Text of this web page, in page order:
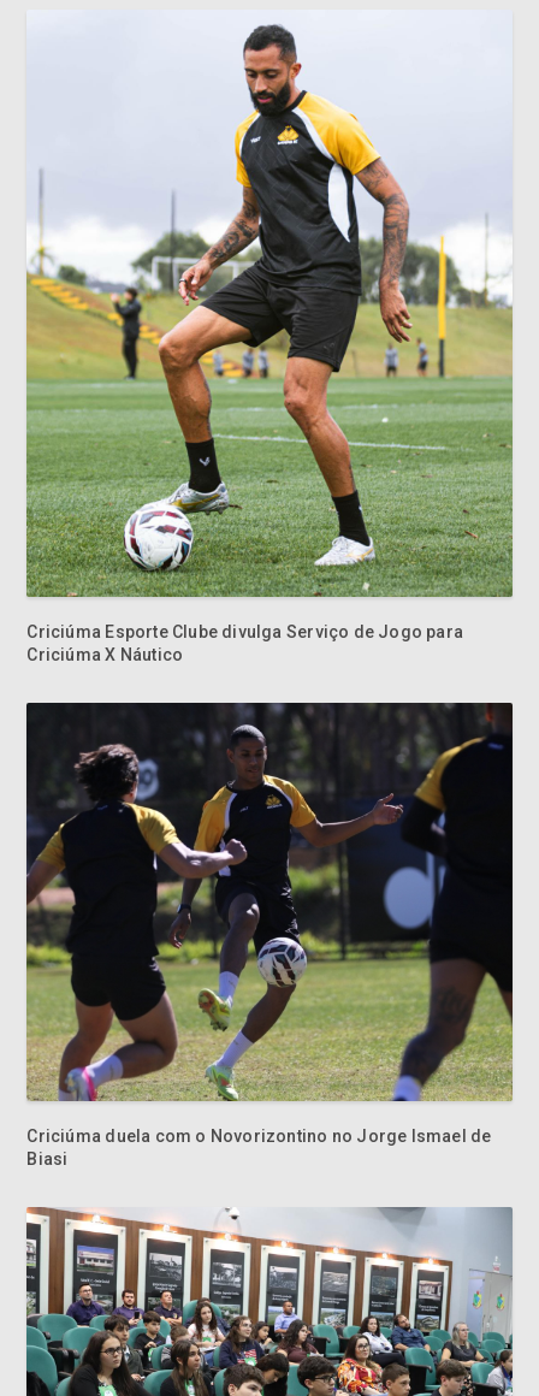
Criciúma Esporte Clube divulga Serviço de Jogo para
Criciúma X Náutico
Criciúma duela com o Novorizontino no Jorge Ismael de
Biasi